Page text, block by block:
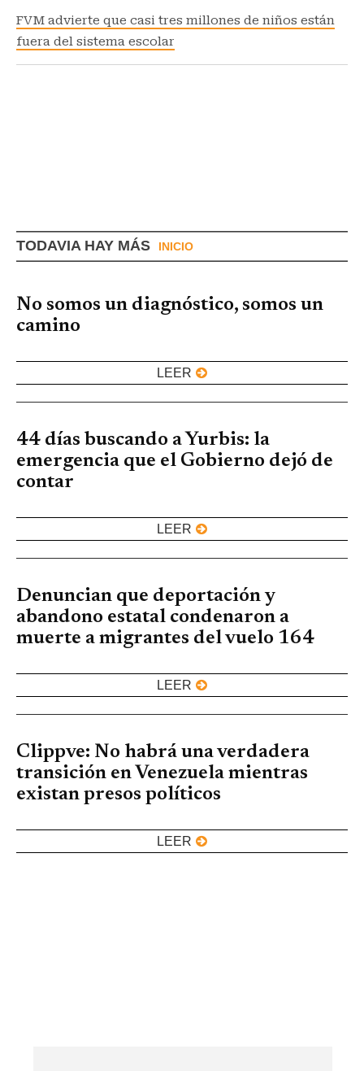
FVM advierte que casi tres millones de niños están
fuera del sistema escolar
TODAVIA HAY MÁS INICIO
No somos un diagnóstico, somos un
camino
LEER
44 días buscando a Yurbis: la
emergencia que el Gobierno dejó de
contar
LEER
Denuncian que deportación y
abandono estatal condenaron a
muerte a migrantes del vuelo 164
LEER
Clippve: No habrá una verdadera
transición en Venezuela mientras
existan presos políticos
LEER